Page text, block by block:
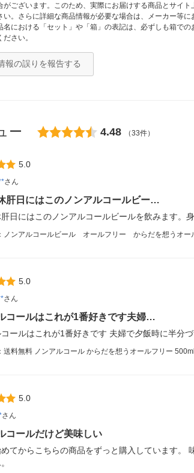
がございます。このため、実際にお届けする商品とサイ
い。さらに詳細な商品情報が必要な場合は、メーカー等に
名における「セット」や「箱」の表記は、必ずしも箱で
さい。
報の誤りを報告する
ー 4.48 （33件）
5.0
さん
肝日にはこのノンアルコールビー…
日にはこのノンアルコールビールを飲みます。
ノンアルコールビール オールフリー からだを想う
5.0
さん
コールはこれが1番好きです夫婦…
コールはこれが1番好きです 夫婦で夕飯時に半分
送料無料 ノンアルコール からだを想うオールフリー
5.0
さん
コールだけど美味しい
てからこちらの商品をずっと購入しています。